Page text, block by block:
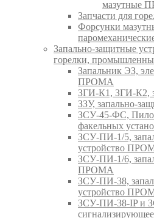
мазутные
Запчасти для
Форсунки
Запально-защитные
горелки,
Запальник ЭЗ,
ПРОМА
ЗГИ-К1, ЗГИ-К2,
ЗЗУ, запально-
ЗСУ-45-ФС,
факельных
ЗСУ-ПИ-1/5,
устройство
ЗСУ-ПИ-1/6,
ПРОМА
ЗСУ-ПИ-38,
устройство
ЗСУ-ПИ-38-IP и